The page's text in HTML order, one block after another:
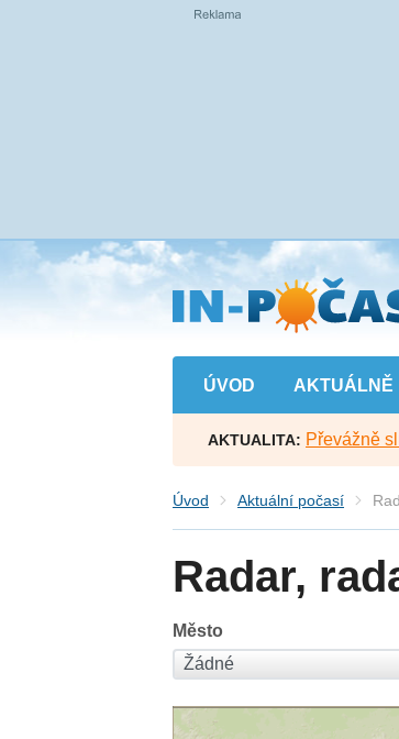
Přejít
na
hlavní
obsah
ÚVOD AKTUÁLNĚ
AKTUALITA: Převážně
Úvod Aktuální počasí
Radar,
Město